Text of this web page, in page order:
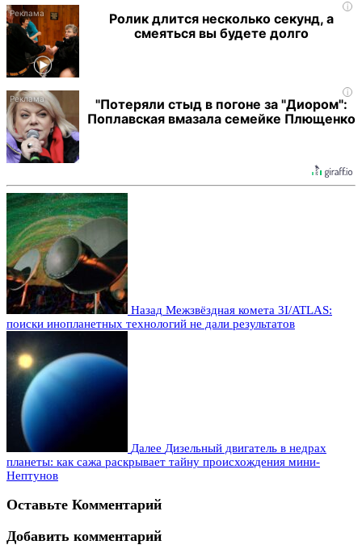
i
Ролик длится несколько секунд, а
смеяться вы будете долго
i
"Потеряли стыд в погоне за "Диором":
Поплавская вмазала семейке Плющенко
Назад Межзвёздная комета 3I/ATLAS:
поиски инопланетных технологий не дали результатов
Далее Дизельный двигатель в недрах
планеты: как сажа раскрывает тайну происхождения мини-
Нептунов
Оставьте Комментарий
Добавить комментарий